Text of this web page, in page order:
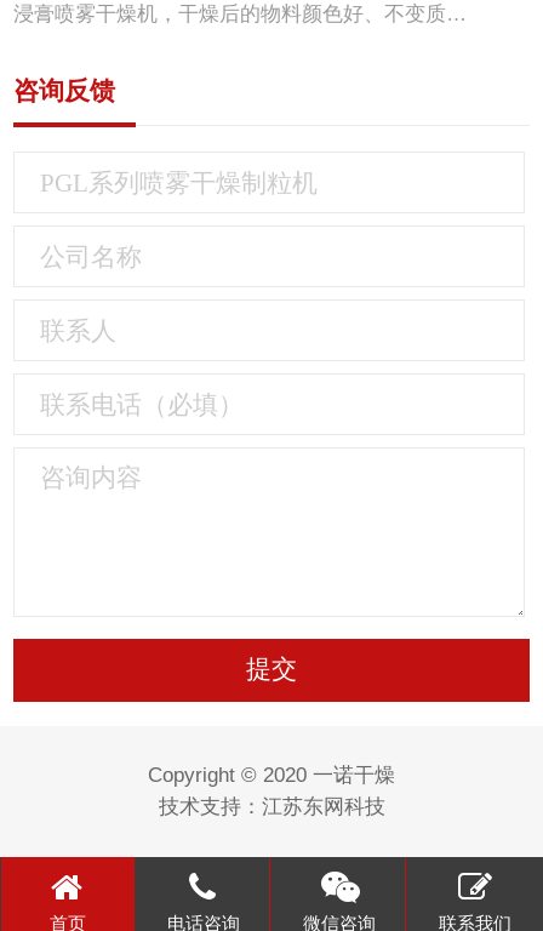
浸膏喷雾干燥机，干燥后的物料颜色好、不变质…
咨询反馈
Copyright © 2020 一诺干燥
技术支持： 江苏东网科技
首页 电话咨询 微信咨询 联系我们